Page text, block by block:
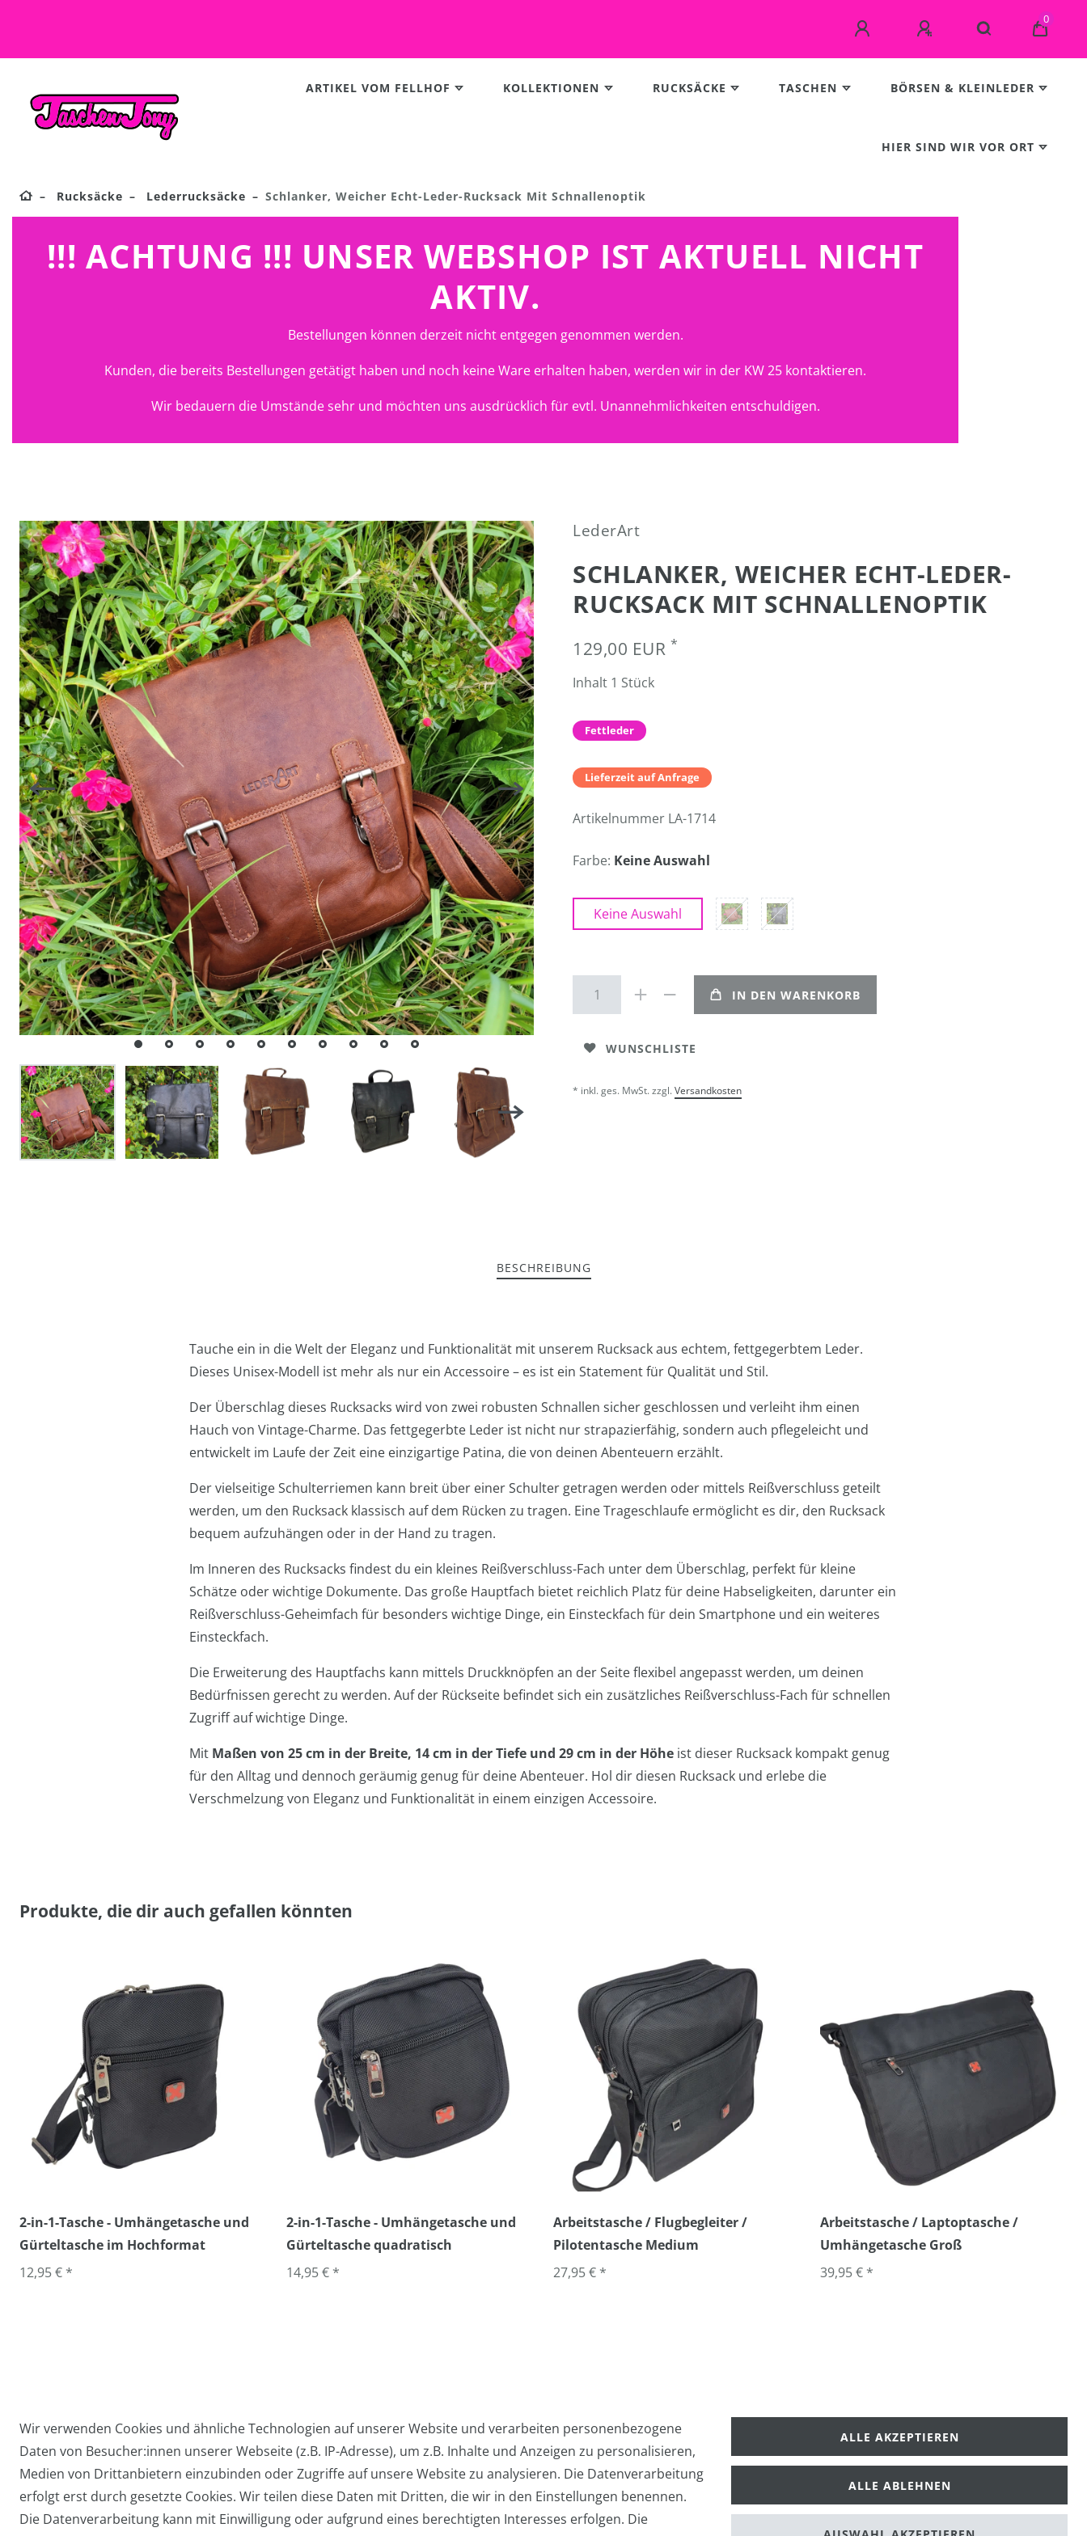
0
ARTIKEL VOM FELLHOF KOLLEKTIONEN RUCKSÄCKE TASCHEN BÖRSEN & KLEINLEDER
HIER SIND WIR VOR ORT
Rucksäcke Lederrucksäcke Schlanker, Weicher Echt-Leder-Rucksack Mit Schnallenoptik
!!! ACHTUNG !!! UNSER WEBSHOP IST AKTUELL NICHT
AKTIV.
Bestellungen können derzeit nicht entgegen genommen werden.
Kunden, die bereits Bestellungen getätigt haben und noch keine Ware erhalten haben, werden wir in der KW 25 kontaktieren.
Wir bedauern die Umstände sehr und möchten uns ausdrücklich für evtl. Unannehmlichkeiten entschuldigen.
LederArt
SCHLANKER, WEICHER ECHT-LEDER-
RUCKSACK MIT SCHNALLENOPTIK
129,00 EUR *
Inhalt 1 Stück
Fettleder
Lieferzeit auf Anfrage
Artikelnummer LA-1714
Farbe: Keine Auswahl
Keine Auswahl
IN DEN WARENKORB
WUNSCHLISTE
* inkl. ges. MwSt. zzgl.Versandkosten
BESCHREIBUNG
Tauche ein in die Welt der Eleganz und Funktionalität mit unserem Rucksack aus echtem, fettgegerbtem Leder.
Dieses Unisex-Modell ist mehr als nur ein Accessoire – es ist ein Statement für Qualität und Stil.
Der Überschlag dieses Rucksacks wird von zwei robusten Schnallen sicher geschlossen und verleiht ihm einen
Hauch von Vintage-Charme. Das fettgegerbte Leder ist nicht nur strapazierfähig, sondern auch pflegeleicht und
entwickelt im Laufe der Zeit eine einzigartige Patina, die von deinen Abenteuern erzählt.
Der vielseitige Schulterriemen kann breit über einer Schulter getragen werden oder mittels Reißverschluss geteilt
werden, um den Rucksack klassisch auf dem Rücken zu tragen. Eine Trageschlaufe ermöglicht es dir, den Rucksack
bequem aufzuhängen oder in der Hand zu tragen.
Im Inneren des Rucksacks findest du ein kleines Reißverschluss-Fach unter dem Überschlag, perfekt für kleine
Schätze oder wichtige Dokumente. Das große Hauptfach bietet reichlich Platz für deine Habseligkeiten, darunter ein
Reißverschluss-Geheimfach für besonders wichtige Dinge, ein Einsteckfach für dein Smartphone und ein weiteres
Einsteckfach.
Die Erweiterung des Hauptfachs kann mittels Druckknöpfen an der Seite flexibel angepasst werden, um deinen
Bedürfnissen gerecht zu werden. Auf der Rückseite befindet sich ein zusätzliches Reißverschluss-Fach für schnellen
Zugriff auf wichtige Dinge.
Mit Maßen von 25 cm in der Breite, 14 cm in der Tiefe und 29 cm in der Höhe ist dieser Rucksack kompakt genug
für den Alltag und dennoch geräumig genug für deine Abenteuer. Hol dir diesen Rucksack und erlebe die
Verschmelzung von Eleganz und Funktionalität in einem einzigen Accessoire.
Produkte, die dir auch gefallen könnten
2-in-1-Tasche - Umhängetasche und
Gürteltasche im Hochformat
12,95 € *
2-in-1-Tasche - Umhängetasche und
Gürteltasche quadratisch
14,95 € *
Arbeitstasche / Flugbegleiter /
Pilotentasche Medium
27,95 € *
Arbeitstasche / Laptoptasche /
Umhängetasche Groß
39,95 € *
Widerrufs­recht Widerrufs­formular Impressum Daten­schutz­erklärung AGB
Wir verwenden Cookies und ähnliche Technologien auf unserer Website und verarbeiten personenbezogene
Daten von Besucher:innen unserer Webseite (z.B. IP-Adresse), um z.B. Inhalte und Anzeigen zu personalisieren,
Medien von Drittanbietern einzubinden oder Zugriffe auf unsere Website zu analysieren. Die Datenverarbeitung
erfolgt erst durch gesetzte Cookies. Wir teilen diese Daten mit Dritten, die wir in den Einstellungen benennen.
Die Datenverarbeitung kann mit Einwilligung oder aufgrund eines berechtigten Interesses erfolgen. Die
ALLE AKZEPTIEREN
ALLE ABLEHNEN